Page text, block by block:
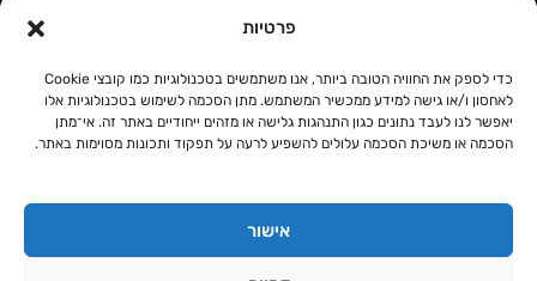
פרטיות
כדי לספק את החוויה הטובה ביותר, אנו משתמשים בטכנולוגיות כמו קובצי Cookie
לאחסון ו/או גישה למידע ממכשיר המשתמש. מתן הסכמה לשימוש בטכנולוגיות אלו
יאפשר לנו לעבד נתונים כגון התנהגות גלישה או מזהים ייחודיים באתר זה. אי־מתן
הסכמה או משיכת הסכמה עלולים להשפיע לרעה על תפקוד ותכונות מסוימות באתר.
אישור
קידום אתרים SEOUP
כל הזכויות שמורות © טופסון 2020